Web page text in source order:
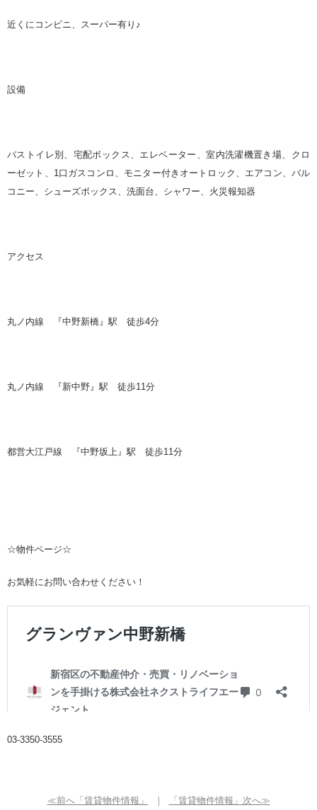
近くにコンビニ、スーパー有り♪
設備
バストイレ別、宅配ボックス、エレベーター、室内洗濯機置き場、クロ
ーゼット、 1口ガスコンロ、モニター付きオートロック、エアコン、バル
コニー、シューズボックス、洗面台、シャワー、火災報知器
アクセス
丸ノ内線 『中野新橋』駅 徒歩4分
丸ノ内線 『新中野』駅 徒歩11分
都営大江戸線 『中野坂上』駅 徒歩11分
☆物件ページ☆
お気軽にお問い合わせください！
03-3350-3555
≪前へ「賃貸物件情報」 ｜ 「賃貸物件情報」次へ≫